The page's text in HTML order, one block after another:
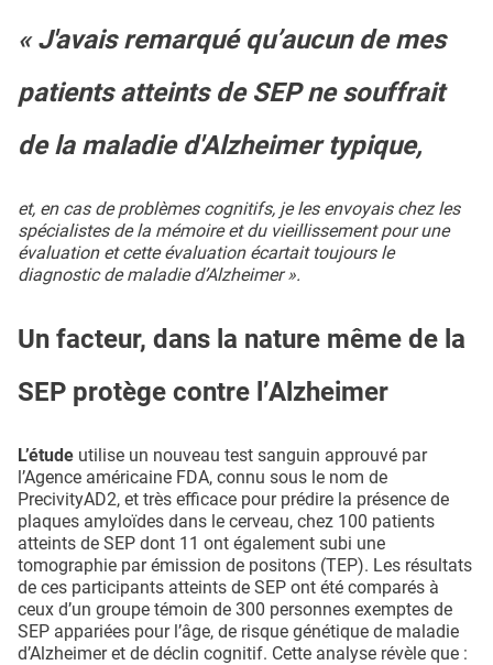
« J'avais remarqué qu’aucun de mes
patients atteints de SEP ne souffrait
de la maladie d'Alzheimer typique,
et, en cas de problèmes cognitifs, je les envoyais chez les
spécialistes de la mémoire et du vieillissement pour une
évaluation et cette évaluation écartait toujours le
diagnostic de maladie d’Alzheimer ».
Un facteur, dans la nature même de la
SEP protège contre l’Alzheimer
L’étude utilise un nouveau test sanguin approuvé par
l’Agence américaine FDA, connu sous le nom de
PrecivityAD2, et très efficace pour prédire la présence de
plaques amyloïdes dans le cerveau, chez 100 patients
atteints de SEP dont 11 ont également subi une
tomographie par émission de positons (TEP). Les résultats
de ces participants atteints de SEP ont été comparés à
ceux d’un groupe témoin de 300 personnes exemptes de
SEP appariées pour l’âge, de risque génétique de maladie
d’Alzheimer et de déclin cognitif. Cette analyse révèle que :